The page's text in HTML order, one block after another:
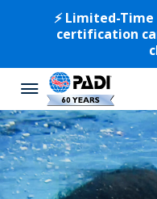
⚡️ Limited-Time
certification